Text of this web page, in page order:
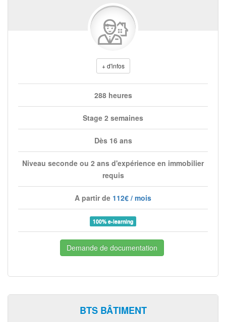
+ d'infos
288 heures
Stage 2 semaines
Dès 16 ans
Niveau seconde ou 2 ans d'expérience en immobilier
requis
A partir de 112€ / mois
100% e-learning
Demande de documentation
BTS BÂTIMENT